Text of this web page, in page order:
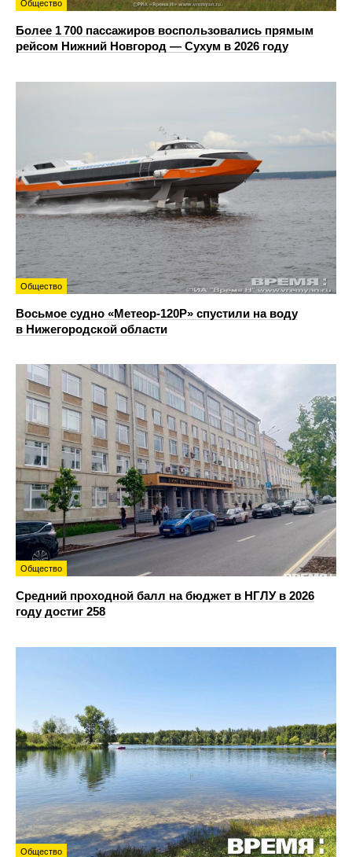
Общество
Более 1 700 пассажиров воспользовались прямым
рейсом Нижний Новгород — Сухум в 2026 году
Общество
Восьмое судно «Метеор-120Р» спустили на воду
в Нижегородской области
Общество
Средний проходной балл на бюджет в НГЛУ в 2026
году достиг 258
Общество